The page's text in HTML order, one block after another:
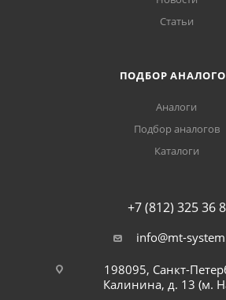
Статьи
ПОДБОР
Аналоги
Подбор аналогов
Каталоги
+7 (812) 325 36
info@mt-
198095, Санкт-
Калинина, д. 13 (м.